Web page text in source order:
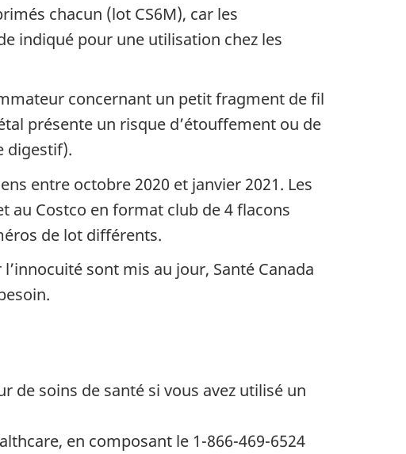
chacun (lot CS6M), car les
indiqué pour une utilisation chez les
concernant un petit fragment de fil
présente un risque d’étouffement ou de
digestif).
entre octobre 2020 et janvier 2021. Les
au Costco en format club de 4 flacons
de lot différents.
sont mis au jour, Santé Canada
de soins de santé si vous avez utilisé un
en composant le 1-866-469-6524